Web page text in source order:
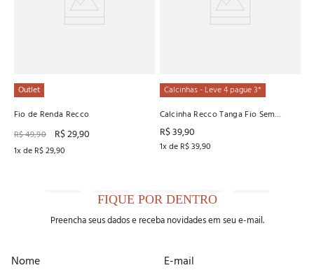
Outlet
Fio de Renda Recco
R$49,90 R$29,90
1x de R$29,90
Calcinhas - Leve 4 pague 3*
Calcinha Recco Tanga Fio Sem
Costura
R$39,90
1x de R$39,90
FIQUE POR DENTRO
Preencha seus dados e receba novidades em seu e-mail.